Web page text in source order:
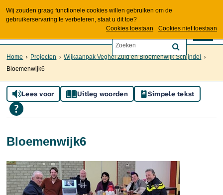
Wij zouden graag functionele cookies willen gebruiken om de
gebruikerservaring te verbeteren, staat u dit toe?
Cookies toestaan
Cookies niet toestaan
Home Projecten
Wijkaanpak Veghel Zuid en Bloemenwijk Schijndel
Bloemenwijk6
Lees voor Uitleg woorden Simpele tekst
Bloemenwijk6